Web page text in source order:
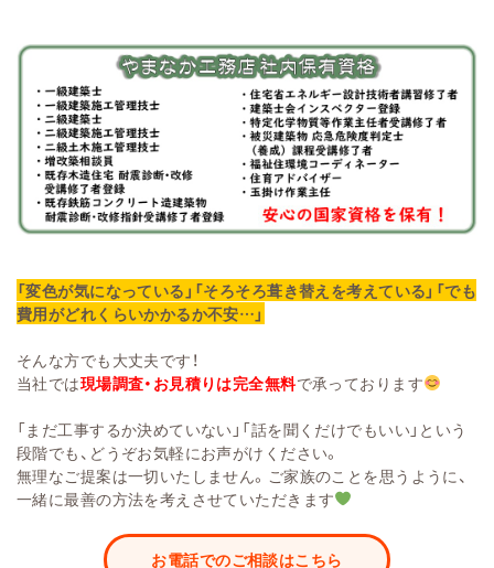
「変色が気になっている」「そろそろ葺き替えを考えている」「でも
費用がどれくらいかかるか不安…」
そんな方でも大丈夫です！
当社では現場調査・お見積りは完全無料で承っております
「まだ工事するか決めていない」「話を聞くだけでもいい」という
段階でも、どうぞお気軽にお声がけください。
無理なご提案は一切いたしません。ご家族のことを思うように、
一緒に最善の方法を考えさせていただきます
お電話でのご相談はこちら